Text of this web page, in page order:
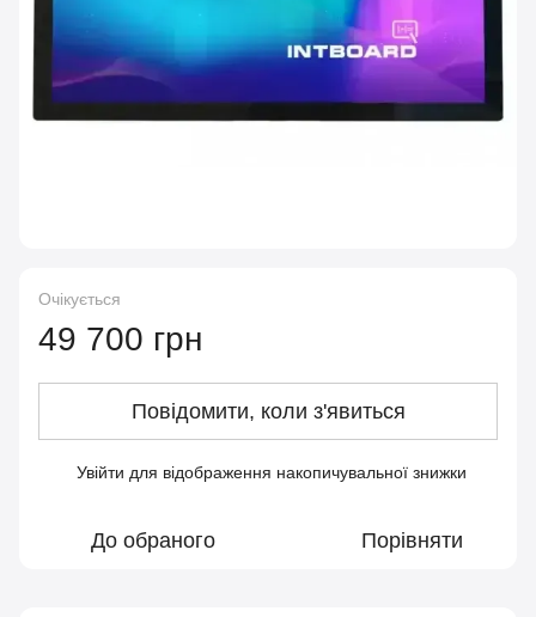
Очікується
49 700 грн
Повідомити, коли з'явиться
Увійти для відображення накопичувальної знижки
До обраного Порівняти